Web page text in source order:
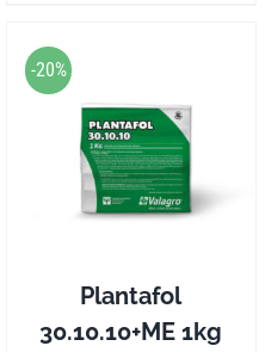
-20%
Plantafol
30.10.10+ME 1kg